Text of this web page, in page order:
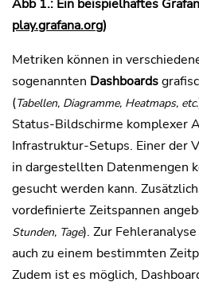
Abb 1.: Ein beispielhaftes
play.grafana.org)
Metriken können in
sogenannten Dashboards
(Tabellen, Diagramme, Heatmaps, etc.
Status-Bildschirme komplexer
Infrastruktur-Setups. Einer der
in dargestellten Datenmengen
gesucht werden kann.
vordefinierte Zeitspannen
Stunden, Tage). Zur
auch zu einem bestimmten
Zudem ist es möglich,